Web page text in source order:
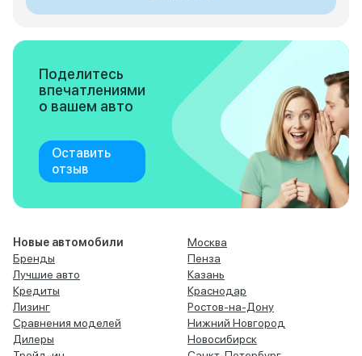
Поделитесь
впечатлениями
о вашем авто
Оставить
отзыв
Новые автомобили
Бренды
Лучшие авто
Кредиты
Лизинг
Сравнения моделей
Дилеры
Москва
Пенза
Казань
Краснодар
Ростов-на-Дону
Нижний Новгород
Новосибирск